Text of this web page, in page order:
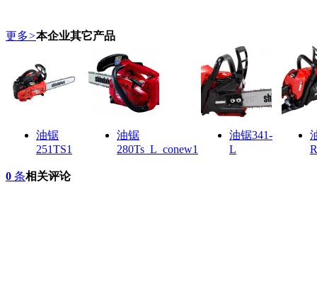
更多>本企业其它产品
油锯
251TS1
油锯
280Ts_L_conew1
油锯341-
L
R
0 条相关评论